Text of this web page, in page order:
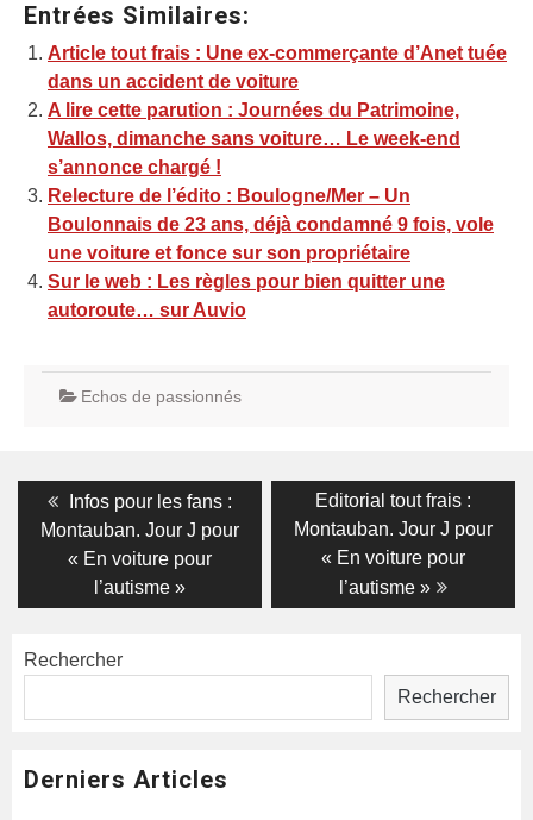
Entrées Similaires:
Article tout frais : Une ex-commerçante d’Anet tuée
dans un accident de voiture
A lire cette parution : Journées du Patrimoine,
Wallos, dimanche sans voiture… Le week-end
s’annonce chargé !
Relecture de l’édito : Boulogne/Mer – Un
Boulonnais de 23 ans, déjà condamné 9 fois, vole
une voiture et fonce sur son propriétaire
Sur le web : Les règles pour bien quitter une
autoroute… sur Auvio
Echos de passionnés
Navigation
de
l’article
Previous
post:
Infos pour les fans :
Montauban. Jour J pour
« En voiture pour
l’autisme »
Next
post:
Editorial tout frais :
Montauban. Jour J pour
« En voiture pour
l’autisme »
Rechercher
Rechercher
Derniers Articles